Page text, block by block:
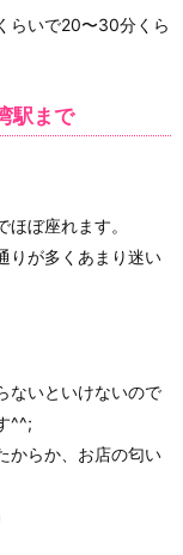
らいで20〜30分くら
駅まで
ぼ座れます。
りが多くあまり迷い
ないといけないので
^^;
からか、お店の匂い